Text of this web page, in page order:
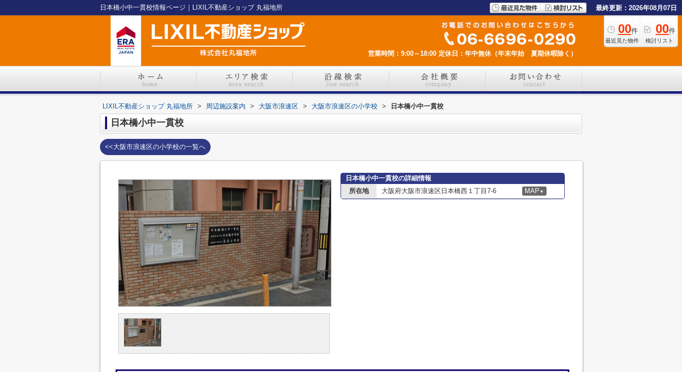
日本橋小中一貫校情報ページ｜LIXIL不動産ショップ 丸福地所 最終更新：2026年08月07日
00件
最近見た物件
00件
検討リスト
営業時間：9:00～18:00 定休日：年中無休（年末年始 夏期休暇除く）
LIXIL不動産ショップ 丸福地所 > 周辺施設案内 > 大阪市浪速区 > 大阪市浪速区の小学校 > 日本橋小中一貫校
日本橋小中一貫校
<<大阪市浪速区の小学校の一覧へ
日本橋小中一貫校の詳細情報
所在地
大阪府大阪市浪速区日本橋西１丁目7-6 MAP ▼